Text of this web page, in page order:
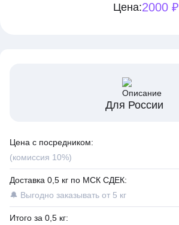
Цена:2000 ₽
Для России
Цена с посредником:
(комиссия 10%)
Доставка 0,5 кг по МСК СДЕК:
🔔 Выгодно заказывать от 5 кг
Итого за 0,5 кг: